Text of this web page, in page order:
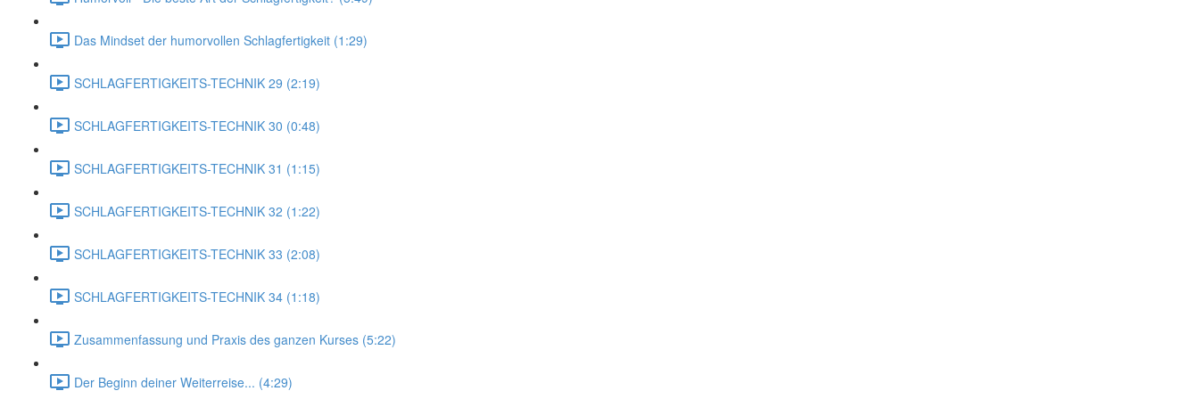
Das Mindset der humorvollen Schlagfertigkeit (1:29)
SCHLAGFERTIGKEITS-TECHNIK 29 (2:19)
SCHLAGFERTIGKEITS-TECHNIK 30 (0:48)
SCHLAGFERTIGKEITS-TECHNIK 31 (1:15)
SCHLAGFERTIGKEITS-TECHNIK 32 (1:22)
SCHLAGFERTIGKEITS-TECHNIK 33 (2:08)
SCHLAGFERTIGKEITS-TECHNIK 34 (1:18)
Zusammenfassung und Praxis des ganzen Kurses (5:22)
Der Beginn deiner Weiterreise... (4:29)